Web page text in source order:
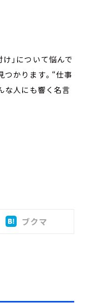
」について悩んで
つかります。“仕事
な人にも響く名言
ブクマ